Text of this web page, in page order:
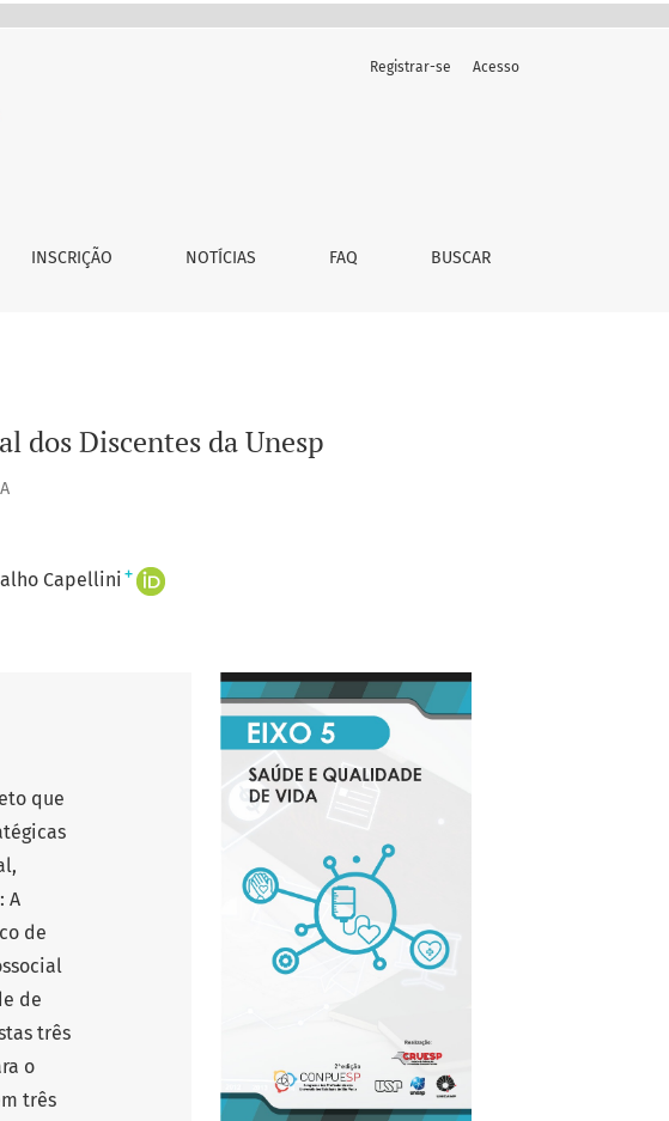
INSCRIÇÃO NOTÍCIAS FAQ BUSCAR
Registrar-se Acesso
dos Discentes da Unesp
Capellini +
que
: A
de
de
três
o
três